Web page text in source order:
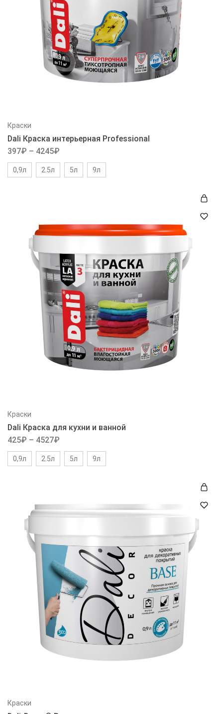
Краски
Dali Краска интерьерная Professional
397₽ – 4245₽
0,9л 2.5л 5л 9л
Краски
Dali Краска для кухни и ванной
425₽ – 4527₽
0,9л 2.5л 5л 9л
Краски